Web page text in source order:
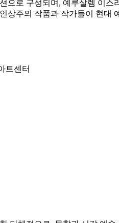
으로 구성되며, 예루살렘 이
상주의 작품과 작가들이 현대
트센터